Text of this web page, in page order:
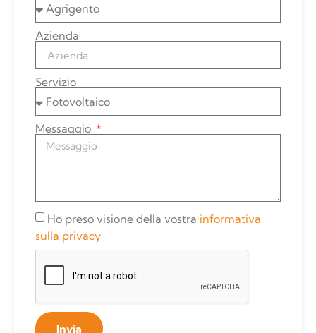
Azienda
Servizio
Messaggio
Ho preso visione della vostra informativa
sulla privacy
Invia